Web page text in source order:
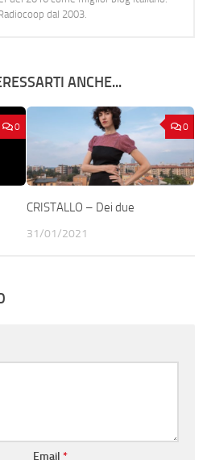
dal 2003.
ANCHE...
0 0
CRISTALLO – Dei due
31/01/2021
Email *